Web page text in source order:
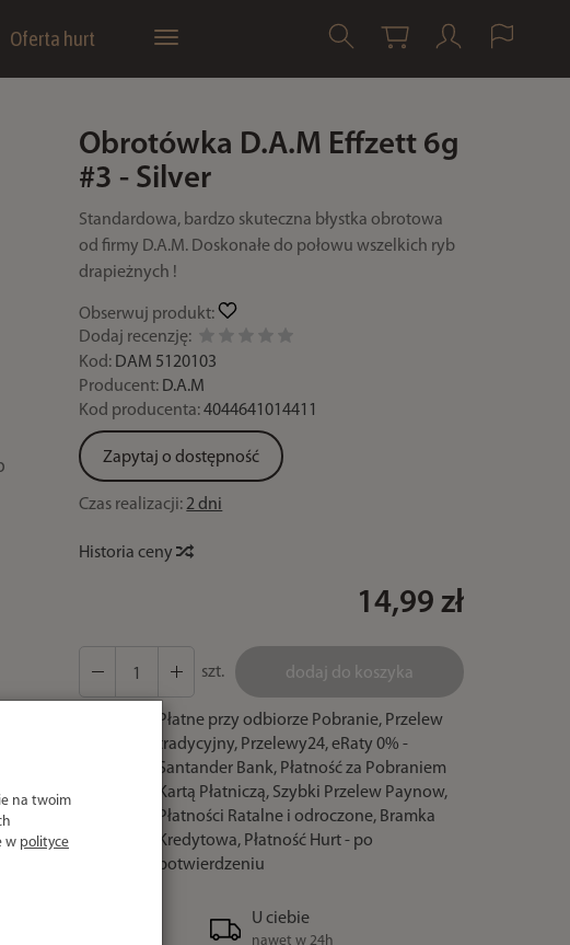
Oferta hurt
Obrotówka D.A.M Effzett 6g
#3 - Silver
Standardowa, bardzo skuteczna błystka obrotowa
od firmy D.A.M. Doskonałe do połowu wszelkich ryb
drapieżnych !
Obserwuj produkt:
Dodaj recenzję:
Kod: DAM 5120103
Producent: D.A.M
Kod producenta: 4044641014411
Zapytaj o dostępność
Czas realizacji: 2 dni
Historia ceny
14,99 zł
szt. dodaj do koszyka
Płatne przy odbiorze Pobranie, Przelew
tradycyjny, Przelewy24, eRaty 0% -
Santander Bank, Płatność za Pobraniem
Kartą Płatniczą, Szybki Przelew Paynow,
Płatności Ratalne i odroczone, Bramka
Kredytowa, Płatność Hurt - po
potwierdzeniu
U ciebie
nawet w 24h
na twoim
w polityce